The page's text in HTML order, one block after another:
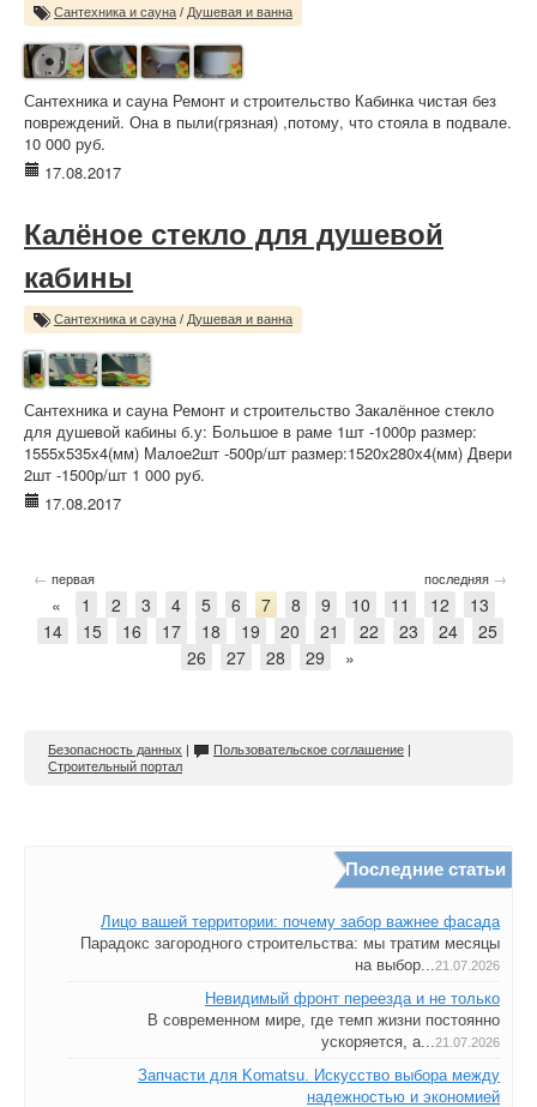
Сантехника и сауна / Душевая и ванна
Сантехника и сауна Ремонт и строительство Кабинка чистая без
повреждений. Она в пыли(грязная) ,потому, что стояла в подвале.
10 000 руб.
17.08.2017
Калёное стекло для душевой
кабины
Сантехника и сауна / Душевая и ванна
Сантехника и сауна Ремонт и строительство Закалённое стекло
для душевой кабины б.у: Большое в раме 1шт -1000р размер:
1555х535х4(мм) Малое2шт -500р/шт размер:1520х280х4(мм) Двери
2шт -1500р/шт 1 000 руб.
17.08.2017
← первая последняя →
« 1 2 3 4 5 6 7 8 9 10 11 12
13
14
15 16 17 18 19 20 21 22 23 24
25
26
27 28 29 »
Безопасность данных | Пользовательское соглашение |
Строительный портал
Последние статьи
Лицо вашей территории: почему забор важнее фасада
Парадокс загородного строительства: мы тратим месяцы
на выбор...21.07.2026
Невидимый фронт переезда и не только
В современном мире, где темп жизни постоянно
ускоряется, а...21.07.2026
Запчасти для Komatsu. Искусство выбора между
надежностью и экономией